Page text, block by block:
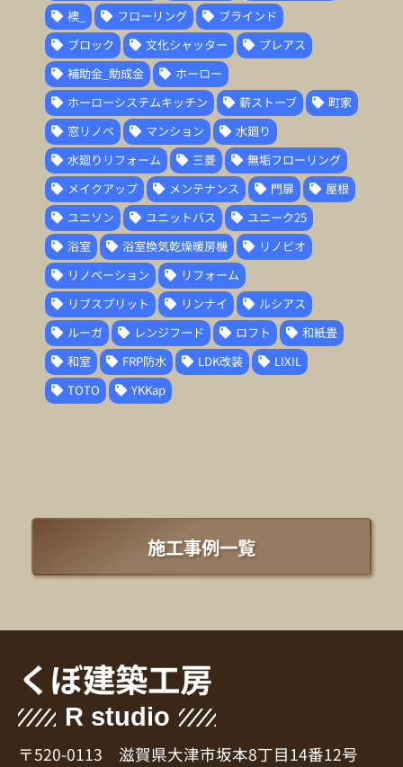
襖_
フローリング
ブラインド
ブロック
文化シャッター
プレアス
補助金_助成金
ホーロー
ホーローシステムキッチン
薪ストーブ
町家
窓リノベ
マンション
水廻り
水廻りリフォーム
三菱
無垢フローリング
メイクアップ
メンテナンス 門扉
屋根
ユニソン
ユニットバス
ユニーク25
浴室
浴室換気乾燥暖房機
リノビオ
リノベーション
リフォーム
リブスプリット
リンナイ
ルシアス
ルーガ
レンジフード ロフト
和紙畳
和室
FRP防水 LDK改装
LIXIL
TOTO
YKKap
施工事例一覧
くぼ建築工房
R studio
〒520-0113 滋賀県大津市坂本8丁目14番12号